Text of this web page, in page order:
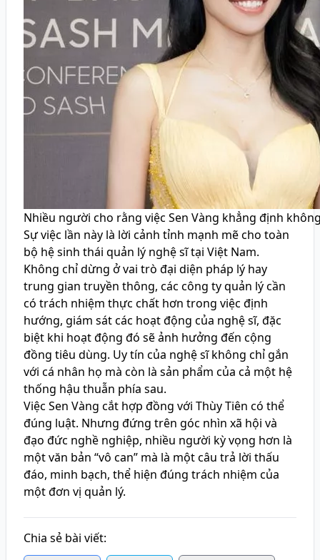
Nhiều người cho rằng việc Sen Vàng khẳng định
Sự việc lần này là lời cảnh tỉnh mạnh mẽ cho toàn
bộ hệ sinh thái quản lý nghệ sĩ tại Việt Nam.
Không chỉ dừng ở vai trò đại diện pháp lý hay
trung gian truyền thông, các công ty quản lý cần
có trách nhiệm thực chất hơn trong việc định
hướng, giám sát các hoạt động của nghệ sĩ, đặc
biệt khi hoạt động đó sẽ ảnh hưởng đến cộng
đồng tiêu dùng. Uy tín của nghệ sĩ không chỉ gắn
với cá nhân họ mà còn là sản phẩm của cả một hệ
thống hậu thuẫn phía sau.
Việc Sen Vàng cắt hợp đồng với Thùy Tiên có thể
đúng luật. Nhưng đứng trên góc nhìn xã hội và
đạo đức nghề nghiệp, nhiều người kỳ vọng hơn là
một văn bản “vô can” mà là một câu trả lời thấu
đáo, minh bạch, thể hiện đúng trách nhiệm của
một đơn vị quản lý.
Chia sẻ bài viết: